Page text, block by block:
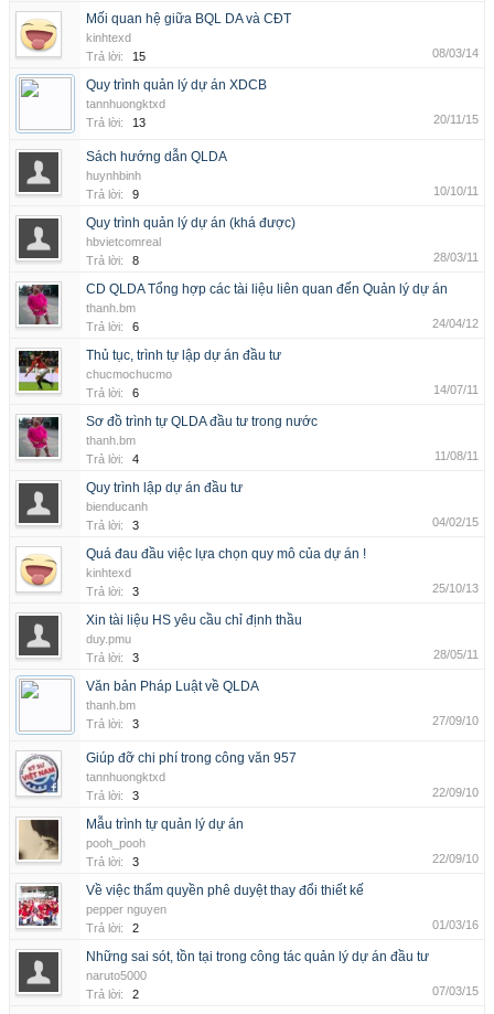
Mối quan hệ giữa BQL DA và CĐT
kinhtexd
Trả lời:
15 08/03/14
Quy trình quản lý dự án XDCB
tannhuongktxd
Trả lời:
13 20/11/15
Sách hướng dẫn QLDA
huynhbinh
Trả lời:
9 10/10/11
Quy trình quản lý dự án (khá được)
hbvietcomreal
Trả lời:
8 28/03/11
CD QLDA Tổng hợp các tài liệu liên quan đến Quản lý dự án
thanh.bm
Trả lời:
6 24/04/12
Thủ tục, trình tự lập dự án đầu tư
chucmochucmo
Trả lời:
6 14/07/11
Sơ đồ trình tự QLDA đầu tư trong nước
thanh.bm
Trả lời:
4 11/08/11
Quy trình lập dự án đầu tư
bienducanh
Trả lời:
3 04/02/15
Quá đau đầu việc lựa chọn quy mô của dự án !
kinhtexd
Trả lời:
3 25/10/13
Xin tài liệu HS yêu cầu chỉ định thầu
duy.pmu
Trả lời:
3 28/05/11
Văn bản Pháp Luật về QLDA
thanh.bm
Trả lời:
3 27/09/10
Giúp đỡ chi phí trong công văn 957
tannhuongktxd
Trả lời:
3 22/09/10
Mẫu trình tự quản lý dự án
pooh_pooh
Trả lời:
3 22/09/10
Về việc thẩm quyền phê duyệt thay đổi thiết kế
pepper nguyen
Trả lời:
2 01/03/16
Những sai sót, tồn tại trong công tác quản lý dự án đầu tư
naruto5000
Trả lời:
2 07/03/15